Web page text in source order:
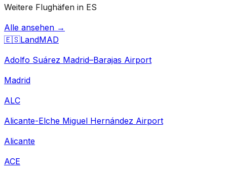
Weitere Flughäfen in ES
Alle ansehen →
🇪🇸LandMAD
Adolfo Suárez Madrid–Barajas Airport
Madrid
ALC
Alicante-Elche Miguel Hernández Airport
Alicante
ACE